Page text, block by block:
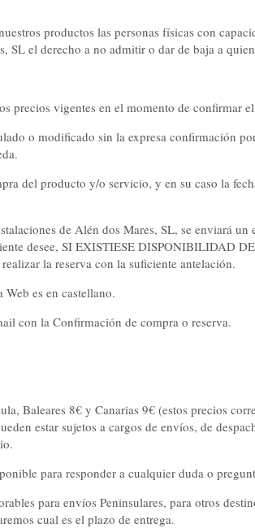
productos las personas físicas con
SL el derecho a no admitir o dar de baja a
precios vigentes en el momento de confirmar
o modificado sin la expresa confirmación
del producto y/o servicio, y en su caso la
de Alén dos Mares, SL, se enviará
desee, SI EXISTIESE DISPONIBILIDAD
la reserva con la suficiente antelación.
Web es en castellano.
con la Confirmación de compra o reserva.
Baleares 8€ y Canarias 9€ (estos precios
estar sujetos a cargos de envíos, de
para responder a cualquier duda o
para envíos Peninsulares, para otros
cual es el plazo de entrega.